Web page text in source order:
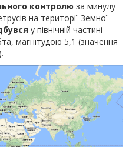
контролю за минулу
на території Земної
у північній частині
магнітудою 5,1 (значення